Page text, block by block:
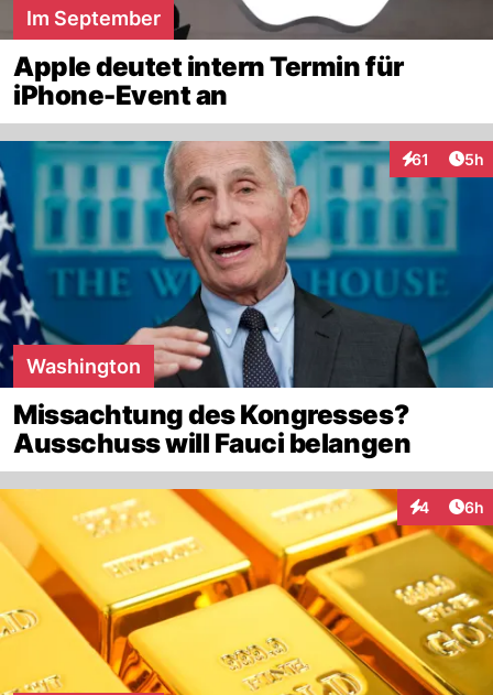
Im September
Apple deutet intern Termin für
iPhone-Event an
61
Interaktionen
5h
Washington
Missachtung des Kongresses?
Ausschuss will Fauci belangen
4 6h